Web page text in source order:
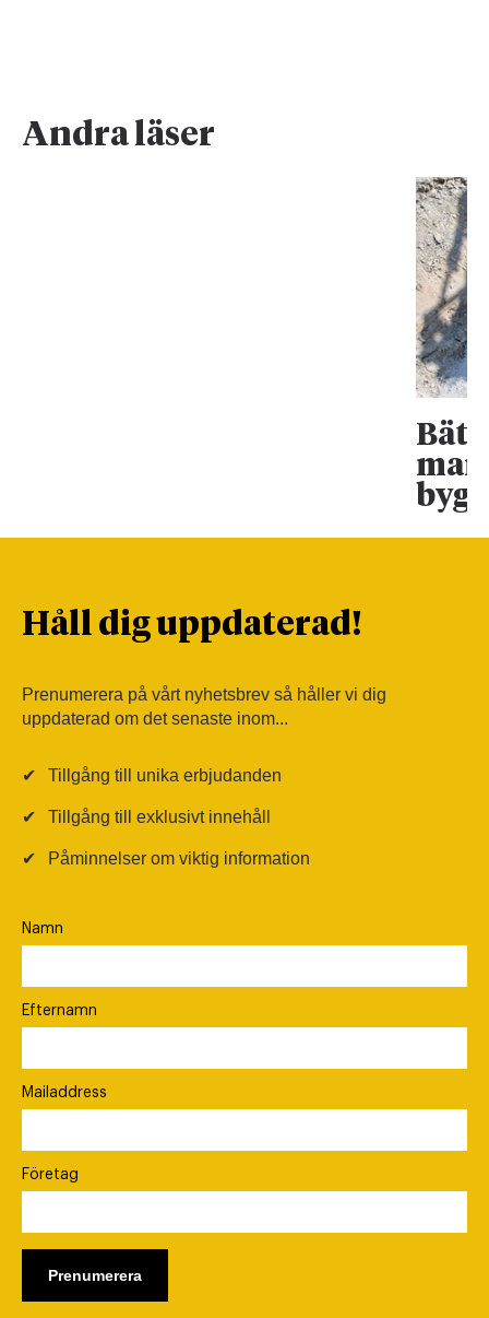
Andra läser
Håll dig uppdaterad!
Prenumerera på vårt nyhetsbrev så håller vi dig
uppdaterad om det senaste inom...
✔ Tillgång till unika erbjudanden
✔ Tillgång till exklusivt innehåll
✔ Påminnelser om viktig information
Namn
Efternamn
Mailaddress
Företag